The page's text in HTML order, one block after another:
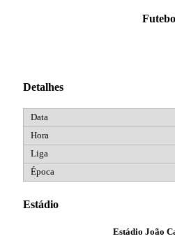
Detalhes
Estádio
Estádio João